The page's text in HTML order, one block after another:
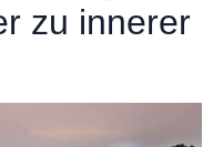
zu innerer